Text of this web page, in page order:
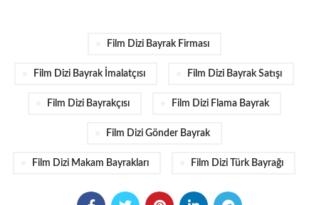
Film Dizi Bayrak Firması
Film Dizi Bayrak İmalatçısı Film Dizi Bayrak Satışı
Film Dizi Bayrakçısı Film Dizi Flama Bayrak
Film Dizi Gönder Bayrak
Film Dizi Makam Bayrakları Film Dizi Türk Bayrağı